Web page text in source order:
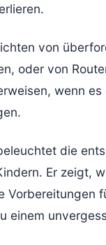
von
oder von
wenn
die
Er zeigt,
Vorbereitungen
einem